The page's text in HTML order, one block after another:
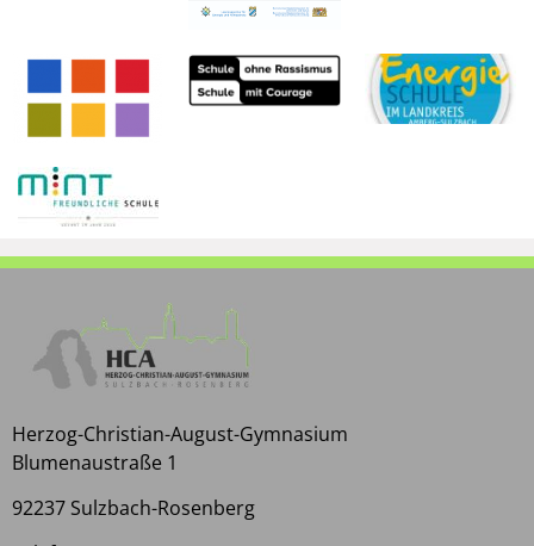
Herzog-Christian-August-Gymnasium
Blumenaustraße 1
92237 Sulzbach-Rosenberg